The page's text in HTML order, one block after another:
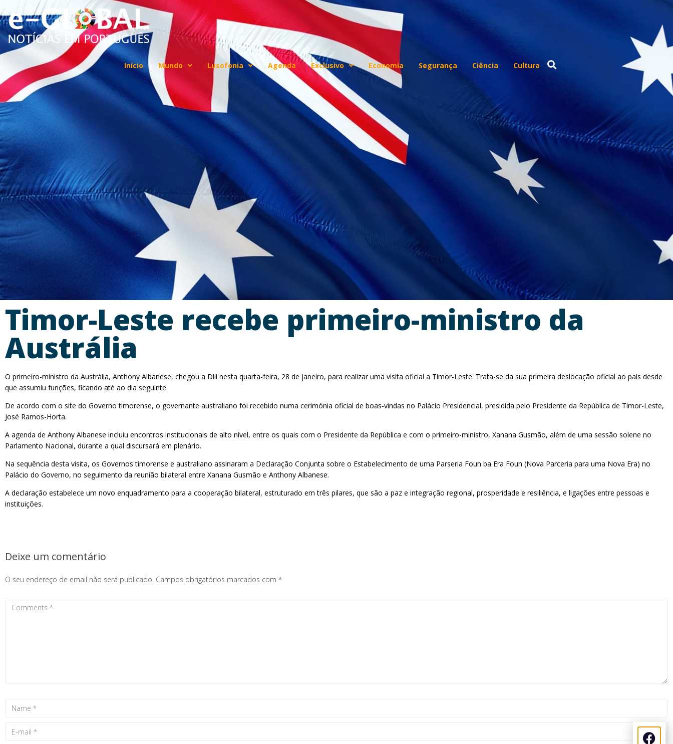
Início Mundo Lusofonia Agenda Exclusivo Economia Segurança Ciência Cultura
Timor-Leste recebe primeiro-ministro da
Austrália
O primeiro-ministro da Austrália, Anthony Albanese, chegou a Díli nesta quarta-feira, 28 de janeiro, para realizar uma visita oficial a Timor-Leste. Trata-se da sua primeira deslocação oficial ao país desde
que assumiu funções, ficando até ao dia seguinte.
De acordo com o site do Governo timorense, o governante australiano foi recebido numa cerimónia oficial de boas-vindas no Palácio Presidencial, presidida pelo Presidente da República de Timor-Leste,
José Ramos-Horta.
A agenda de Anthony Albanese incluiu encontros institucionais de alto nível, entre os quais com o Presidente da República e com o primeiro-ministro, Xanana Gusmão, além de uma sessão solene no
Parlamento Nacional, durante a qual discursará em plenário.
Na sequência desta visita, os Governos timorense e australiano assinaram a Declaração Conjunta sobre o Estabelecimento de uma Parseria Foun ba Era Foun (Nova Parceria para uma Nova Era) no
Palácio do Governo, no seguimento da reunião bilateral entre Xanana Gusmão e Anthony Albanese.
A declaração estabelece um novo enquadramento para a cooperação bilateral, estruturado em três pilares, que são a paz e integração regional, prosperidade e resiliência, e ligações entre pessoas e
instituições.
Deixe um comentário
O seu endereço de email não será publicado. Campos obrigatórios marcados com *